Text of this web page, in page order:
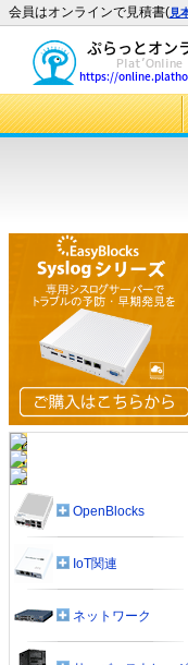
会員はオンラインで見積書(見
OpenBlocks
IoT関連
ネットワーク